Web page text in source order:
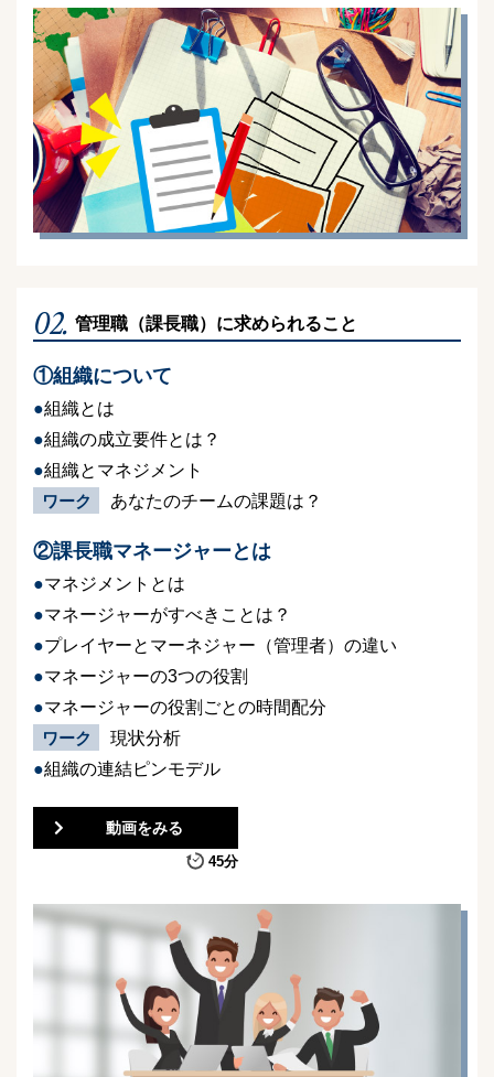
02. 管理職（課長職）に求められること
①組織について
組織とは
組織の成立要件とは？
組織とマネジメント
ワーク
あなたのチームの課題は？
②課長職マネージャーとは
マネジメントとは
マネージャーがすべきことは？
プレイヤーとマーネジャー（管理者）の違い
マネージャーの3つの役割
マネージャーの役割ごとの時間配分
ワーク
現状分析
組織の連結ピンモデル
動画をみる
45分